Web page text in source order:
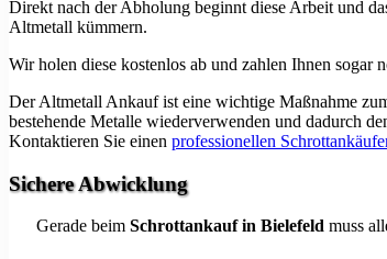
Direkt nach der Abholung beginnt diese Arbeit und
Altmetall kümmern.
Wir holen diese kostenlos ab und zahlen Ihnen
Der Altmetall Ankauf ist eine wichtige Maßnahme
bestehende Metalle wiederverwenden und dadurch
Kontaktieren Sie einen professionellen
Sichere Abwicklung
Gerade beim Schrottankauf in Bielefeld muss